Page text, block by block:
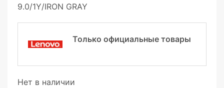
9.0/1Y/IRON GRAY
Только официальные товары
Нет в наличии